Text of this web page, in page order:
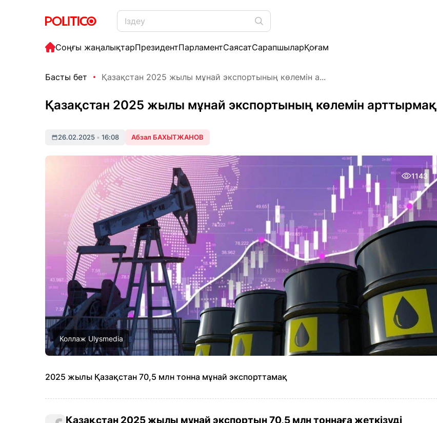
Соңғы жаңалықтарПрезидентПарламентСаясатСарапшыларҚоғам
Басты бет Қазақстан 2025 жылы мұнай экспортының көлемін а...
Қазақстан 2025 жылы мұнай экспортының көлемін арттырмақ
26.02.2025 • 16:08 Абзал БАХЫТЖАНОВ
1143
Коллаж Ulysmedia
2025 жылы Қазақстан 70,5 млн тонна мұнай экспорттамақ
Қазақстан 2025 жылы мұнай экспортын 70,5 млн тоннаға жеткізуді